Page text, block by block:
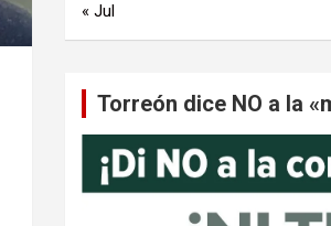
« Jul
Torreón dice NO a la